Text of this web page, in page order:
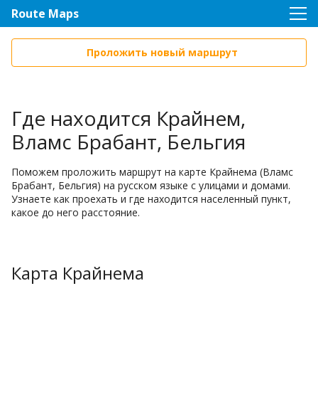
Route Maps
Проложить новый маршрут
Где находится Крайнем,
Вламс Брабант, Бельгия
Поможем проложить маршрут на карте Крайнема (Вламс
Брабант, Бельгия) на русском языке с улицами и домами.
Узнаете как проехать и где находится населенный пункт,
какое до него расстояние.
Карта Крайнема